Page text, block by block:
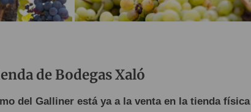
de Bodegas Xaló
del Galliner está ya a la venta en la tienda